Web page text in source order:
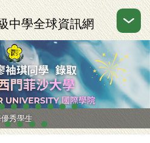
中學全球資訊網
秀學生